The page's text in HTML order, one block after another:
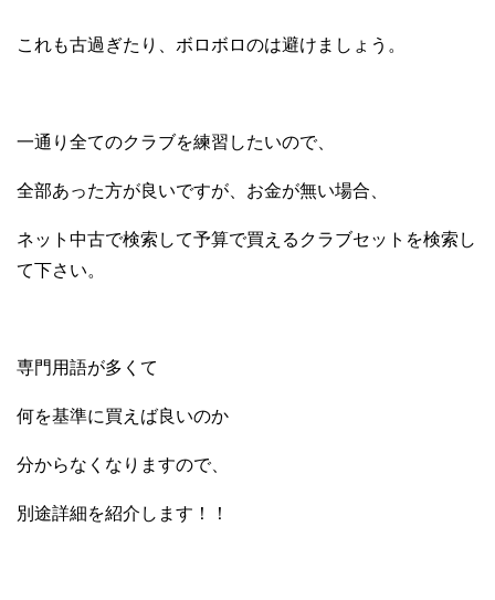
これも古過ぎたり、ボロボロのは避けましょう。
一通り全てのクラブを練習したいので、
全部あった方が良いですが、お金が無い場合、
ネット中古で検索して予算で買えるクラブセットを検索し
て下さい。
専門用語が多くて
何を基準に買えば良いのか
分からなくなりますので、
別途詳細を紹介します！！